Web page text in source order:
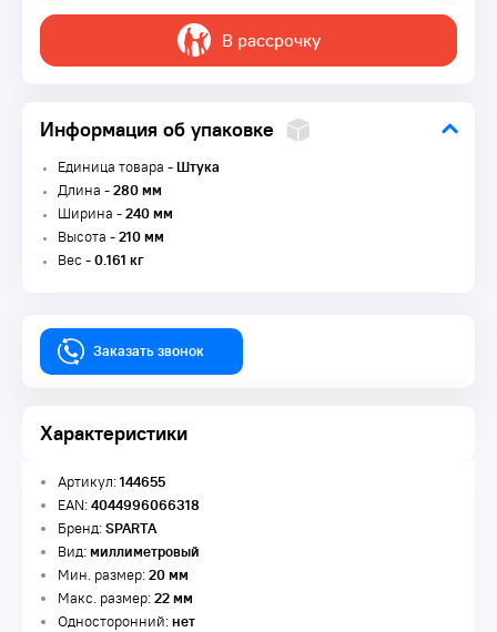
В рассрочку
Информация об упаковке
Единица товара -Штука
Длина -280 мм
Ширина -240 мм
Высота -210 мм
Вес -0.161 кг
Заказать звонок
Характеристики
Артикул:144655
EAN:4044996066318
Бренд:SPARTA
Вид:миллиметровый
Мин. размер:20 мм
Макс. размер:22 мм
Односторонний:нет